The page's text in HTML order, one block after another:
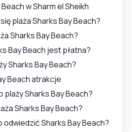
w Sharm el Sheikh
plaża Sharks Bay Beach?
Sharks Bay Beach?
Bay Beach jest płatna?
Sharks Bay Beach?
Beach atrakcje
plaży Sharks Bay Beach?
Sharks Bay Beach?
Sharks Bay Beach?